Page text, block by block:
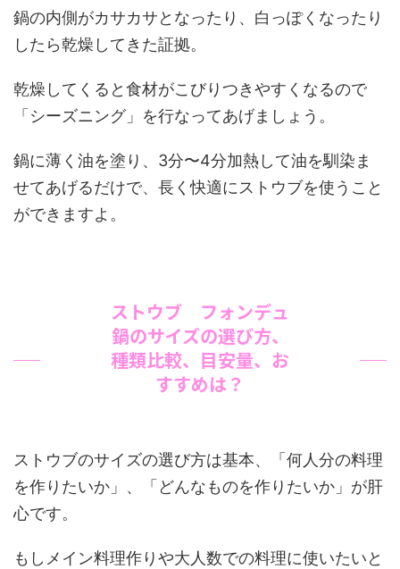
鍋の内側がカサカサとなったり、白っぽくなったり
したら乾燥してきた証拠。
乾燥してくると食材がこびりつきやすくなるので
「シーズニング」を行なってあげましょう。
鍋に薄く油を塗り、3分〜4分加熱して油を馴染ま
せてあげるだけで、長く快適にストウブを使うこと
ができますよ。
ストウブ フォンデュ
鍋のサイズの選び方、
種類比較、目安量、お
すすめは？
ストウブのサイズの選び方は基本、「何人分の料理
を作りたいか」、「どんなものを作りたいか」が肝
心です。
もしメイン料理作りや大人数での料理に使いたいと